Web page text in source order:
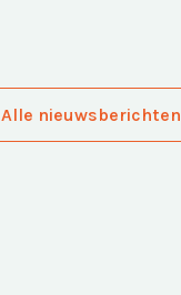
Alle nieuwsberichten